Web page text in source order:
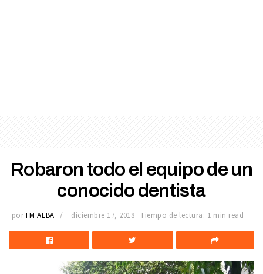
Robaron todo el equipo de un
conocido dentista
por FM ALBA diciembre 17, 2018 Tiempo de lectura: 1 min read